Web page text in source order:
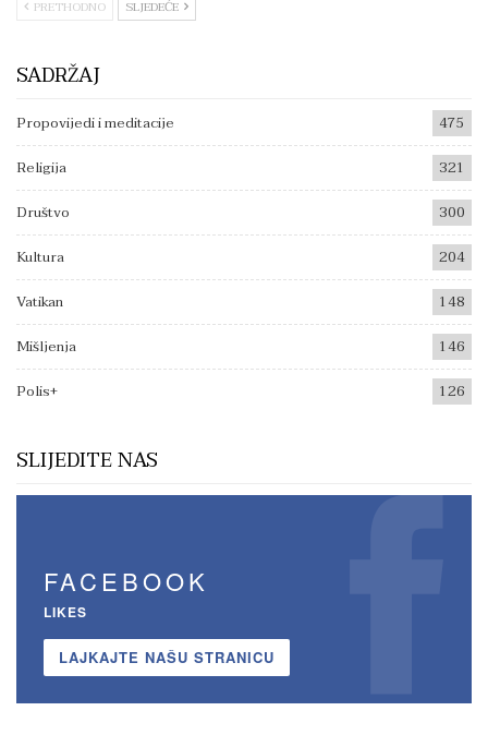
PRETHODNO SLJEDEĆE
SADRŽAJ
Propovijedi i meditacije
475
Religija
321
Društvo
300
Kultura
204
Vatikan
148
Mišljenja
146
Polis+
126
SLIJEDITE NAS
FACEBOOK
LIKES
LAJKAJTE NAŠU STRANICU